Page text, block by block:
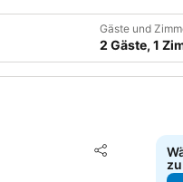
Gäste und
2 Gäste, 1
Teilen
Zu